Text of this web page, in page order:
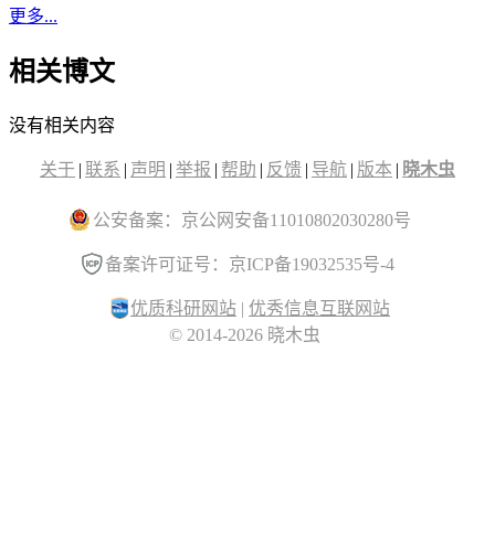
更多...
相关博文
没有相关内容
关于 | 联系 | 声明 | 举报 | 帮助 | 反馈 | 导航 | 版本 | 晓木虫
公安备案：京公网安备11010802030280号
备案许可证号：京ICP备19032535号-4
优质科研网站 | 优秀信息互联网站
© 2014-2026 晓木虫